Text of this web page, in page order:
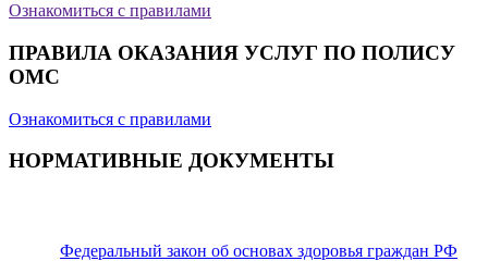
Ознакомиться с правилами
ПРАВИЛА ОКАЗАНИЯ УСЛУГ ПО ПОЛИСУ
ОМС
Ознакомиться с правилами
НОРМАТИВНЫЕ ДОКУМЕНТЫ
Федеральный закон об основах здоровья граждан РФ